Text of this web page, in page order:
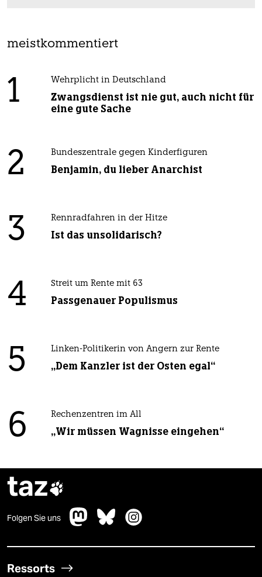
meistkommentiert
1 Wehrplicht in Deutschland
Zwangsdienst ist nie gut, auch nicht für
eine gute Sache
2 Bundeszentrale gegen Kinderfiguren
Benjamin, du lieber Anarchist
3 Rennradfahren in der Hitze
Ist das unsolidarisch?
4 Streit um Rente mit 63
Passgenauer Populismus
5 Linken-Politikerin von Angern zur Rente
„Dem Kanzler ist der Osten egal“
6 Rechenzentren im All
„Wir müssen Wagnisse eingehen“
taz
Folgen Sie uns
Ressorts